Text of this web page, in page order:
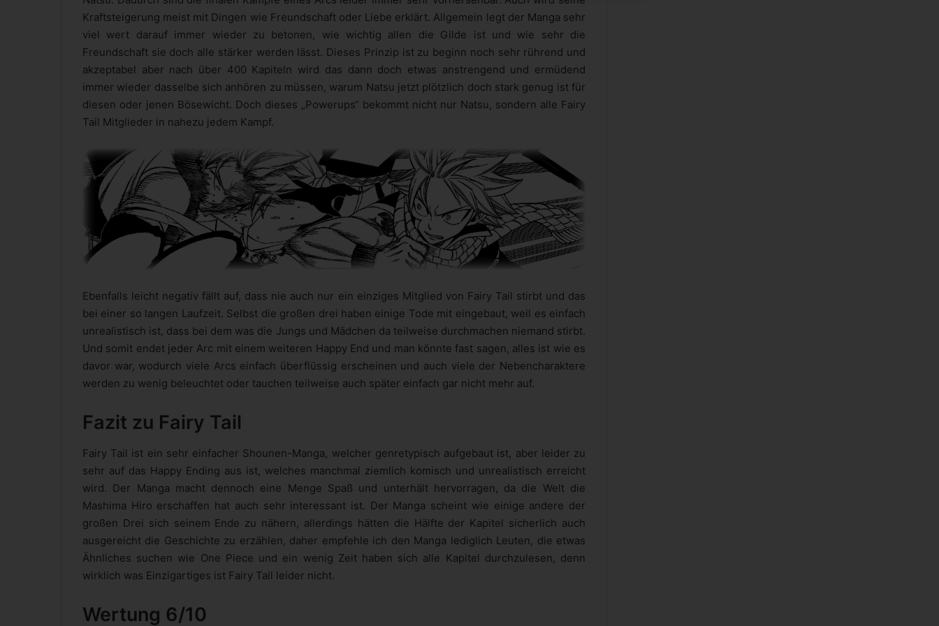
Kraftsteigerung meist mit Dingen wie Freundschaft oder Liebe erklärt. Allgemein legt der Manga sehr
viel wert darauf immer wieder zu betonen, wie wichtig allen die Gilde ist und wie sehr die
Freundschaft sie doch alle stärker werden lässt. Dieses Prinzip ist zu beginn noch sehr rührend und
akzeptabel aber nach über 400 Kapiteln wird das dann doch etwas anstrengend und ermüdend
immer wieder dasselbe sich anhören zu müssen, warum Natsu jetzt plötzlich doch stark genug ist für
diesen oder jenen Bösewicht. Doch dieses „Powerups“ bekommt nicht nur Natsu, sondern alle Fairy
Tail Mitglieder in nahezu jedem Kampf.
Ebenfalls leicht negativ fällt auf, dass nie auch nur ein einziges Mitglied von Fairy Tail stirbt und das
bei einer so langen Laufzeit. Selbst die großen drei haben einige Tode mit eingebaut, weil es einfach
unrealistisch ist, dass bei dem was die Jungs und Mädchen da teilweise durchmachen niemand stirbt.
Und somit endet jeder Arc mit einem weiteren Happy End und man könnte fast sagen, alles ist wie es
davor war, wodurch viele Arcs einfach überflüssig erscheinen und auch viele der Nebencharaktere
werden zu wenig beleuchtet oder tauchen teilweise auch später einfach gar nicht mehr auf.
Fazit zu Fairy Tail
Fairy Tail ist ein sehr einfacher Shounen-Manga, welcher genretypisch aufgebaut ist, aber leider zu
sehr auf das Happy Ending aus ist, welches manchmal ziemlich komisch und unrealistisch erreicht
wird. Der Manga macht dennoch eine Menge Spaß und unterhält hervorragen, da die Welt die
Mashima Hiro erschaffen hat auch sehr interessant ist. Der Manga scheint wie einige andere der
großen Drei sich seinem Ende zu nähern, allerdings hätten die Hälfte der Kapitel sicherlich auch
ausgereicht die Geschichte zu erzählen, daher empfehle ich den Manga lediglich Leuten, die etwas
Ähnliches suchen wie One Piece und ein wenig Zeit haben sich alle Kapitel durchzulesen, denn
wirklich was Einzigartiges ist Fairy Tail leider nicht.
Wertung 6/10